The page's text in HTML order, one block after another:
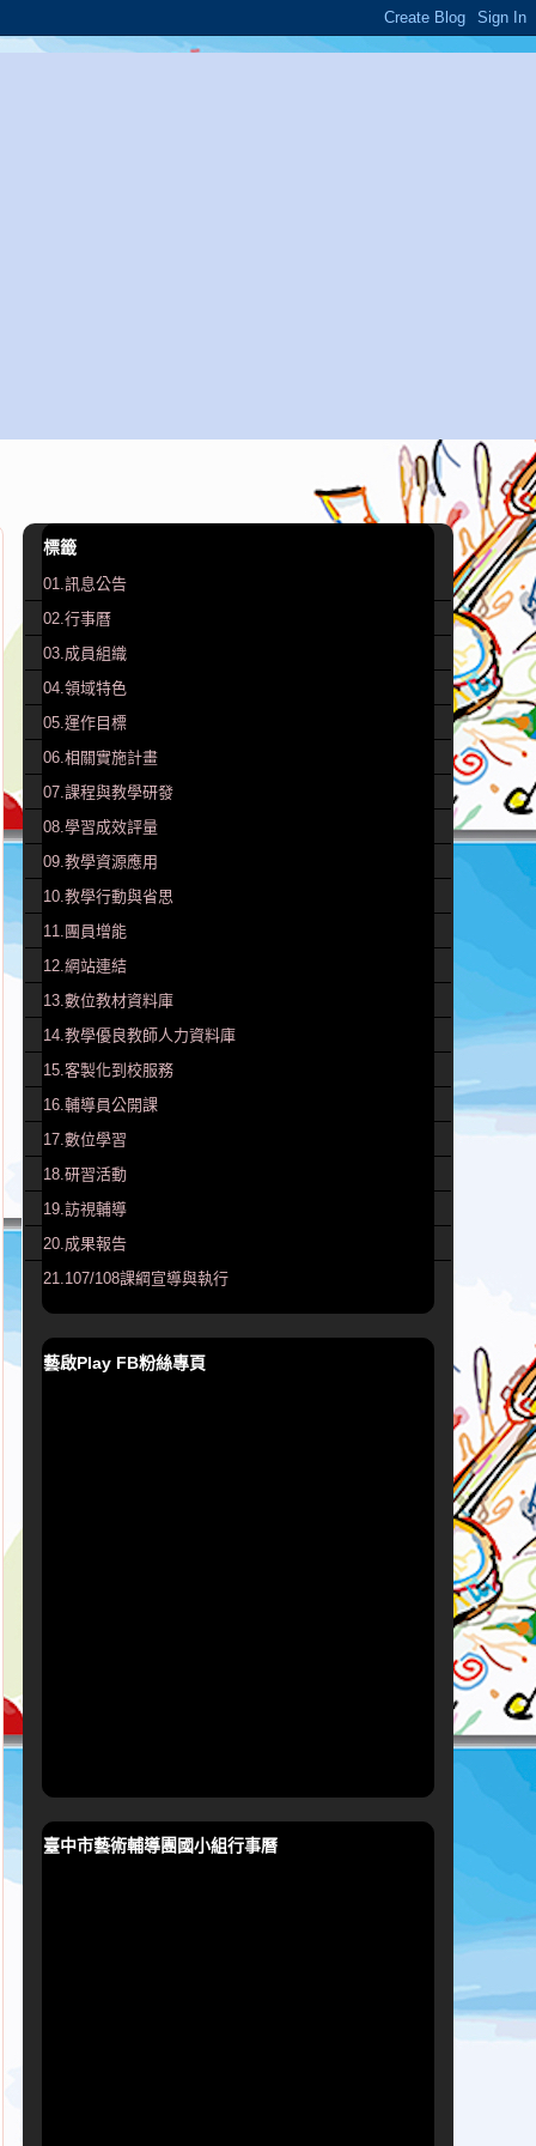
標籤
01.訊息公告
02.行事曆
03.成員組織
04.領域特色
05.運作目標
06.相關實施計畫
07.課程與教學研發
08.學習成效評量
09.教學資源應用
10.教學行動與省思
11.團員增能
12.網站連結
13.數位教材資料庫
14.教學優良教師人力資料庫
15.客製化到校服務
16.輔導員公開課
17.數位學習
18.研習活動
19.訪視輔導
20.成果報告
21.107/108課綱宣導與執行
藝啟Play FB粉絲專頁
臺中市藝術輔導團國小組行事曆